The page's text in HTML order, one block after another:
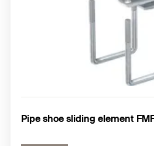
Pipe shoe sliding element